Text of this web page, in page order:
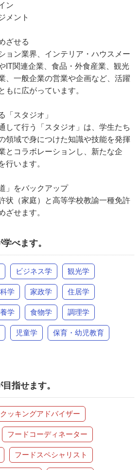
ン
メント
ざせる
ョン業界、インテリア・ハウスメー
IT関連企業、食品・外食産業、観光
、一般企業の営業や企画など、活躍
もに広がっています。
スタジオ」
して行う「スタジオ」は、学生たち
領域で身につけた知識や技能を発揮
とコラボレーションし、新たな企
行います。
」をバックアップ
状（家庭）と高等学校教諭一種免許
ざせます。
べます。
ビジネス学 観光学
学 家政学 住居学
学 食物学 調理学
児童学 保育・幼児教育
指せます。
クッキングアドバイザー
フードコーディネーター
フードスペシャリスト